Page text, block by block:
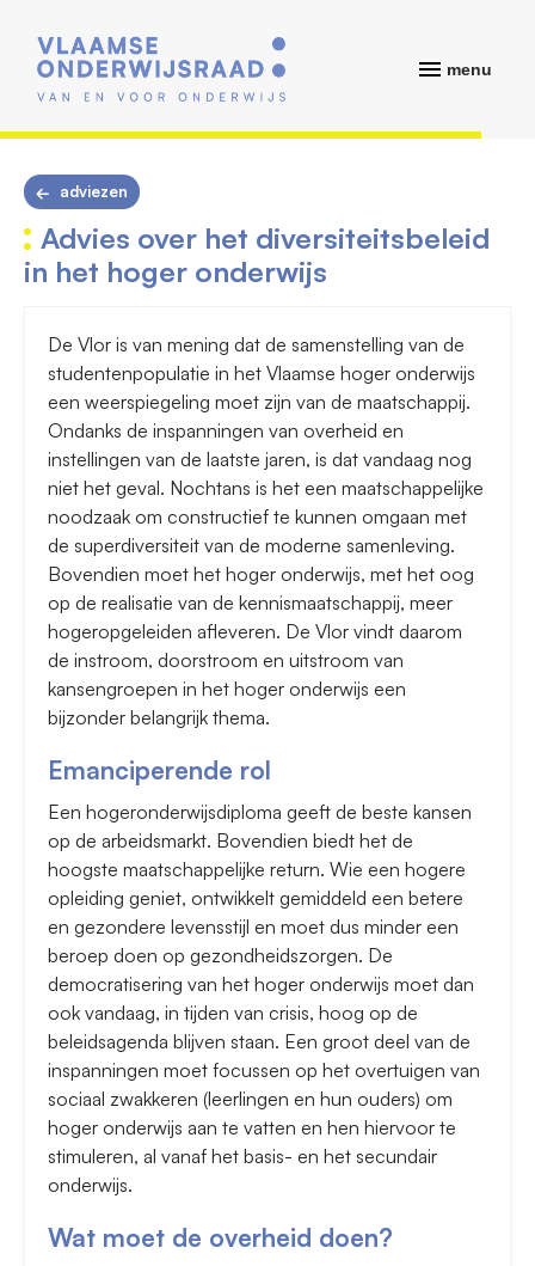
menu
adviezen
Advies over het diversiteitsbeleid
in het hoger onderwijs
De Vlor is van mening dat de samenstelling van de
studentenpopulatie in het Vlaamse hoger onderwijs
een weerspiegeling moet zijn van de maatschappij.
Ondanks de inspanningen van overheid en
instellingen van de laatste jaren, is dat vandaag nog
niet het geval. Nochtans is het een maatschappelijke
noodzaak om constructief te kunnen omgaan met
de superdiversiteit van de moderne samenleving.
Bovendien moet het hoger onderwijs, met het oog
op de realisatie van de kennismaatschappij, meer
hogeropgeleiden afleveren. De Vlor vindt daarom
de instroom, doorstroom en uitstroom van
kansengroepen in het hoger onderwijs een
bijzonder belangrijk thema.
Emanciperende rol
Een hogeronderwijsdiploma geeft de beste kansen
op de arbeidsmarkt. Bovendien biedt het de
hoogste maatschappelijke return. Wie een hogere
opleiding geniet, ontwikkelt gemiddeld een betere
en gezondere levensstijl en moet dus minder een
beroep doen op gezondheidszorgen. De
democratisering van het hoger onderwijs moet dan
ook vandaag, in tijden van crisis, hoog op de
beleidsagenda blijven staan. Een groot deel van de
inspanningen moet focussen op het overtuigen van
sociaal zwakkeren (leerlingen en hun ouders) om
hoger onderwijs aan te vatten en hen hiervoor te
stimuleren, al vanaf het basis- en het secundair
onderwijs.
Wat moet de overheid doen?